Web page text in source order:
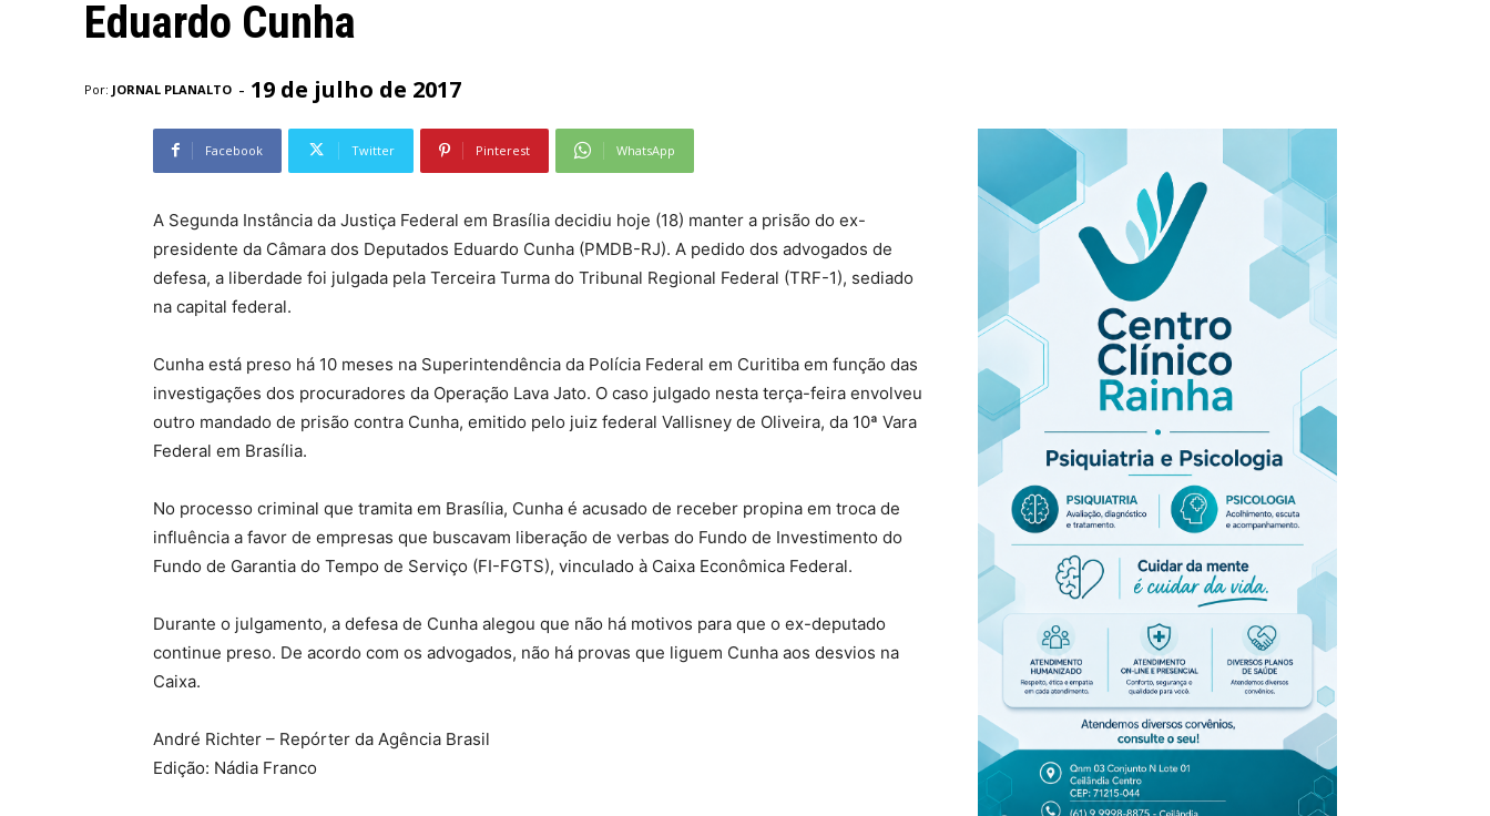
Eduardo Cunha
Por: JORNAL PLANALTO - 19 de julho de 2017
Facebook Twitter Pinterest WhatsApp
A Segunda Instância da Justiça Federal em Brasília decidiu hoje (18) manter a prisão do ex-
presidente da Câmara dos Deputados Eduardo Cunha (PMDB-RJ). A pedido dos advogados de
defesa, a liberdade foi julgada pela Terceira Turma do Tribunal Regional Federal (TRF-1), sediado
na capital federal.
Cunha está preso há 10 meses na Superintendência da Polícia Federal em Curitiba em função das
investigações dos procuradores da Operação Lava Jato. O caso julgado nesta terça-feira envolveu
outro mandado de prisão contra Cunha, emitido pelo juiz federal Vallisney de Oliveira, da 10ª Vara
Federal em Brasília.
No processo criminal que tramita em Brasília, Cunha é acusado de receber propina em troca de
influência a favor de empresas que buscavam liberação de verbas do Fundo de Investimento do
Fundo de Garantia do Tempo de Serviço (FI-FGTS), vinculado à Caixa Econômica Federal.
Durante o julgamento, a defesa de Cunha alegou que não há motivos para que o ex-deputado
continue preso. De acordo com os advogados, não há provas que liguem Cunha aos desvios na
Caixa.
André Richter – Repórter da Agência Brasil
Edição: Nádia Franco